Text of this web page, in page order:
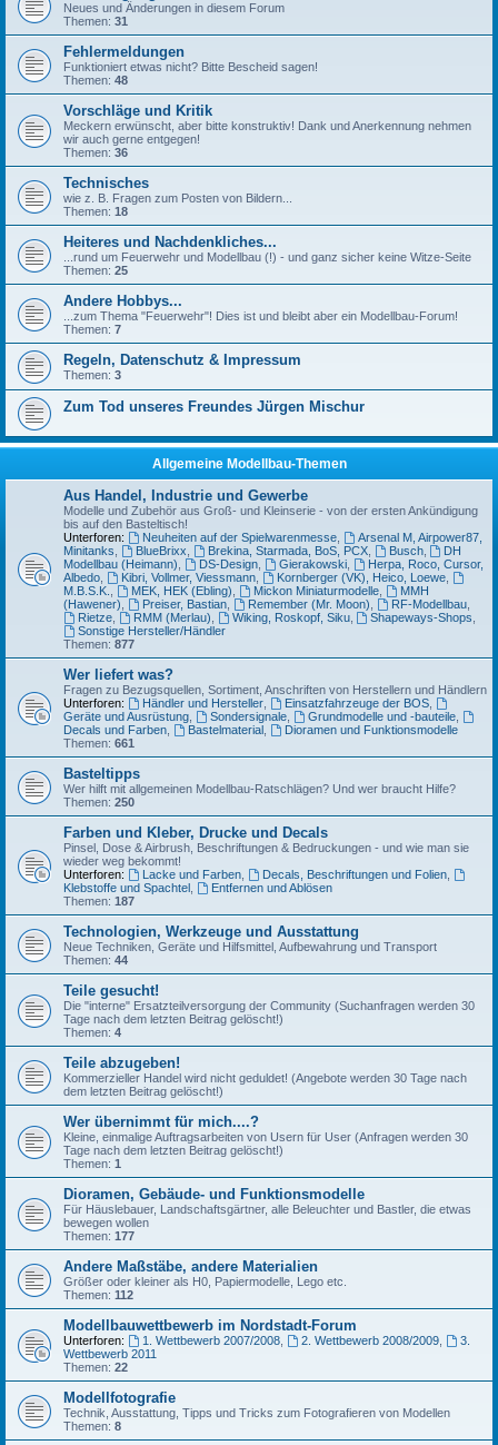
Neues und Änderungen in diesem Forum
Themen: 31
Fehlermeldungen
Funktioniert etwas nicht? Bitte Bescheid sagen!
Themen: 48
Vorschläge und Kritik
Meckern erwünscht, aber bitte konstruktiv! Dank und Anerkennung nehmen
wir auch gerne entgegen!
Themen: 36
Technisches
wie z. B. Fragen zum Posten von Bildern...
Themen: 18
Heiteres und Nachdenkliches...
...rund um Feuerwehr und Modellbau (!) - und ganz sicher keine Witze-Seite
Themen: 25
Andere Hobbys...
...zum Thema "Feuerwehr"! Dies ist und bleibt aber ein Modellbau-Forum!
Themen: 7
Regeln, Datenschutz & Impressum
Themen: 3
Zum Tod unseres Freundes Jürgen Mischur
Allgemeine Modellbau-Themen
Aus Handel, Industrie und Gewerbe
Modelle und Zubehör aus Groß- und Kleinserie - von der ersten Ankündigung
bis auf den Basteltisch!
Unterforen:
Neuheiten auf der Spielwarenmesse,
Arsenal M, Airpower87,
Minitanks
BlueBrixx Brekina, Starmada, BoS, PCX, Busch,
DH
Modellbau (Heimann)
DS-Design, Gierakowski,
Herpa, Roco, Cursor,
Albedo
Kibri, Vollmer, Viessmann, Kornberger (VK), Heico, Loewe,
M.B.S.K.
MEK, HEK (Ebling) Mickon Miniaturmodelle,
MMH
(Hawener)
Preiser, Bastian, Remember (Mr. Moon) RF-Modellbau,
Rietze, RMM (Merlau) Wiking, Roskopf, Siku, Shapeways-Shops
Sonstige Hersteller/Händler
Themen: 877
Wer liefert was?
Fragen zu Bezugsquellen, Sortiment, Anschriften von Herstellern und Händlern
Unterforen:
Händler und Hersteller, Einsatzfahrzeuge der BOS,
Geräte und Ausrüstung
Sondersignale, Grundmodelle und -bauteile,
Decals und Farben
Bastelmaterial,
Dioramen und Funktionsmodelle
Themen: 661
Basteltipps
Wer hilft mit allgemeinen Modellbau-Ratschlägen? Und wer braucht Hilfe?
Themen: 250
Farben und Kleber, Drucke und Decals
Pinsel, Dose & Airbrush, Beschriftungen & Bedruckungen - und wie man sie
wieder weg bekommt!
Unterforen:
Lacke und Farben, Decals, Beschriftungen und Folien,
Klebstoffe und Spachtel
Entfernen und Ablösen
Themen: 187
Technologien, Werkzeuge und Ausstattung
Neue Techniken, Geräte und Hilfsmittel, Aufbewahrung und Transport
Themen: 44
Teile gesucht!
Die "interne" Ersatzteilversorgung der Community (Suchanfragen werden 30
Tage nach dem letzten Beitrag gelöscht!)
Themen: 4
Teile abzugeben!
Kommerzieller Handel wird nicht geduldet! (Angebote werden 30 Tage nach
dem letzten Beitrag gelöscht!)
Wer übernimmt für mich....?
Kleine, einmalige Auftragsarbeiten von Usern für User (Anfragen werden 30
Tage nach dem letzten Beitrag gelöscht!)
Themen: 1
Dioramen, Gebäude- und Funktionsmodelle
Für Häuslebauer, Landschaftsgärtner, alle Beleuchter und Bastler, die etwas
bewegen wollen
Themen: 177
Andere Maßstäbe, andere Materialien
Größer oder kleiner als H0, Papiermodelle, Lego etc.
Themen: 112
Modellbauwettbewerb im Nordstadt-Forum
Unterforen: 1. Wettbewerb 2007/2008, 2. Wettbewerb 2008/2009,
3.
Wettbewerb 2011
Themen: 22
Modellfotografie
Technik, Ausstattung, Tipps und Tricks zum Fotografieren von Modellen
Themen: 8